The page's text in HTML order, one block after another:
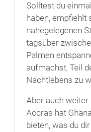
Solltest du
haben, empfiehlt
nahegelegenen
tagsüber
Palmen
aufmachst, Teil
Nachtlebens zu
Aber auch weiter
Accras hat
bieten, was du